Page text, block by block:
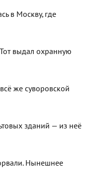
в Москву, где
выдал охранную
же суворовской
зданий — из неё
Нынешнее